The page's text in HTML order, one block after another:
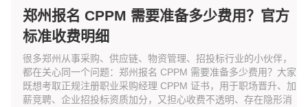
郑州报名 CPPM 需要准备多少费用？官方
标准收费明细
很多郑州从事采购、供应链、物资管理、招投标行业的小伙伴，
都在关心同一个问题：郑州报名 CPPM 需要准备多少费用？大家
既想考取正规注册职业采购经理 CPPM 证书，用于职场晋升、加
薪竞聘、企业招投标资质加分，又担心收费不透明、存在隐形消